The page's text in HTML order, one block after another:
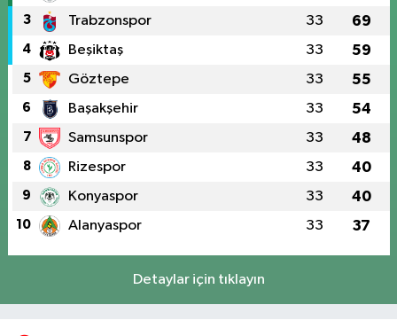
3 Trabzonspor 33 69
4 Beşiktaş 33 59
5 Göztepe 33 55
6 Başakşehir 33 54
7 Samsunspor 33 48
8 Rizespor 33 40
9 Konyaspor 33 40
10 Alanyaspor 33 37
Detaylar için tıklayın